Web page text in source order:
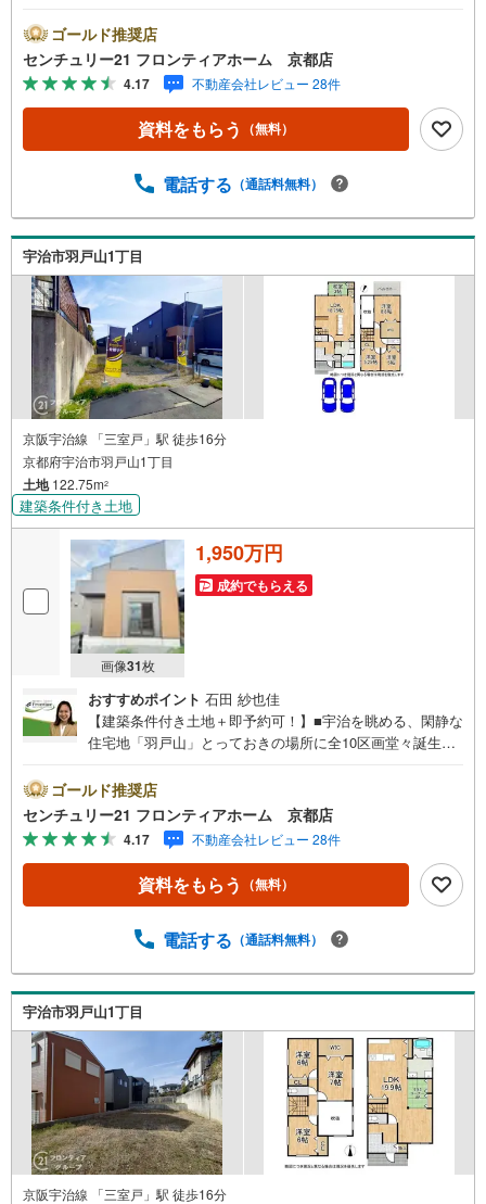
余裕があります 特徴・ファミリーマートまで徒歩約6分・
フレンドマートまで徒歩約17分・ハッピー六原まで徒歩約1
5分・伊藤久右衛門宇治本店まで徒歩約15分・アルプラザ宇
治東まで徒歩約14分・ダイキまで徒歩約12分・宇治病院ま
で徒歩約23分 立地・宇治小学校まで徒歩約22分・黄檗中学
校まで徒歩約22分 弊社が選ばれる理由 1.お金の扱い方のプ
2.買い替えなどにも対応できる売却専門チームあり！3.た
に審査が可能！4.物件のお引渡し後に必要になったお家の
リフォームも弊社のリフォームプランナーがご提案！5.定
期的にご連絡を繋ぎ、有事の際に迅速にサポートいたしま
す弊社は専門家同士が連携をとっているため、より多くの
知見がございます。
ゴールド推奨店
センチュリー21 フロンティアホーム 京都店
4.17 不動産会社レビュー 28件
資料をもらう （無料）
電話する （通話料無料）
宇治市羽戸山1丁目
京阪宇治線 「三室戸」駅 徒歩16分
京都府宇治市羽戸山1丁目
土地122.75m2
建築条件付き土地
画像31枚
1,950万円
成約でもらえる
おすすめポイント 石田 紗也佳
【建築条件付き土地＋即予約可！】■宇治を眺める、閑静な
住宅地「羽戸山」とっておきの場所に全10区画堂々誕生■
余裕があります 特徴・ファミリーマートまで徒歩約6分・
フレンドマートまで徒歩約17分・ハッピー六原まで徒歩約1
5分・伊藤久右衛門宇治本店まで徒歩約15分・アルプラザ宇
治東まで徒歩約14分・ダイキまで徒歩約12分・宇治病院ま
で徒歩約23分 立地・宇治小学校まで徒歩約22分・黄檗中学
校まで徒歩約22分 弊社が選ばれる理由 1.お金の扱い方のプ
2.買い替えなどにも対応できる売却専門チームあり！3.た
に審査が可能！4.物件のお引渡し後に必要になったお家の
リフォームも弊社のリフォームプランナーがご提案！5.定
期的にご連絡を繋ぎ、有事の際に迅速にサポートいたしま
す弊社は専門家同士が連携をとっているため、より多くの
知見がございます。
ゴールド推奨店
センチュリー21 フロンティアホーム 京都店
4.17 不動産会社レビュー 28件
資料をもらう （無料）
電話する （通話料無料）
宇治市羽戸山1丁目
京阪宇治線 「三室戸」駅 徒歩16分